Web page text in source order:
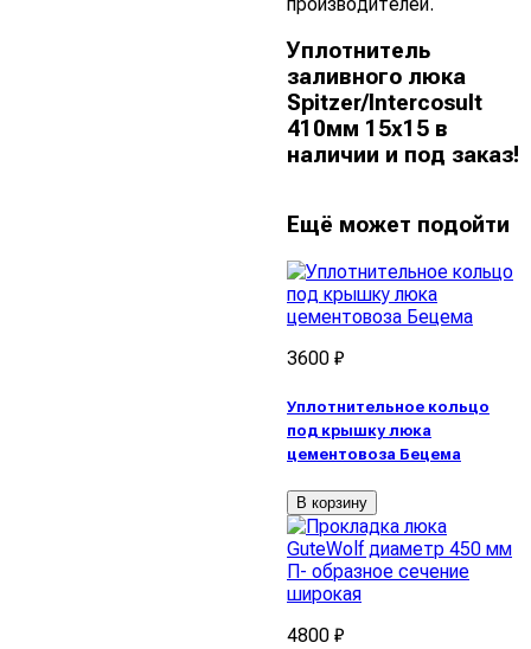
Уплотнитель
заливного люка
Spitzer/Intercosult
410мм 15х15 в
наличии и под заказ!
Ещё может подойти
3600 ₽
Уплотнительное кольцо
под крышку люка
цементовоза Бецема
В корзину
4800 ₽